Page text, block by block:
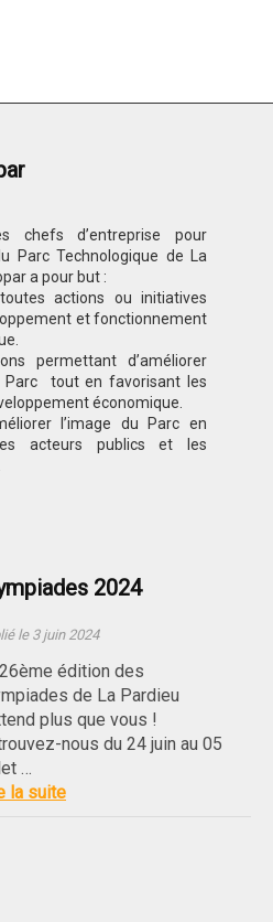
chefs d’entreprise pour
Parc Technologique de La
a pour but :
actions ou initiatives
et fonctionnement
permettant d’améliorer
Parc tout en favorisant les
économique.
l’image du Parc en
acteurs publics et les
2024
le 3 juin 2024
édition des
de La Pardieu
plus que vous !
nous du 24 juin au 05
…
la suite